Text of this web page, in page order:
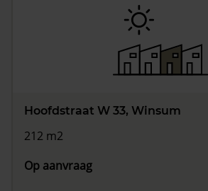
Hoofdstraat W 33, Winsum
212 m2
Op aanvraag